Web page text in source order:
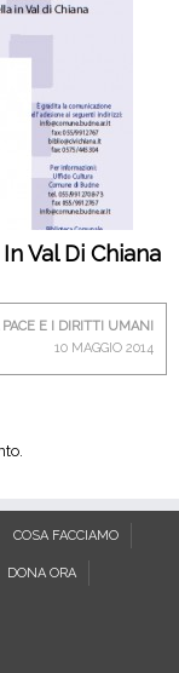
Val Di Chiana
E I DIRITTI UMANI
10 MAGGIO 2014
COSA FACCIAMO
DONA ORA